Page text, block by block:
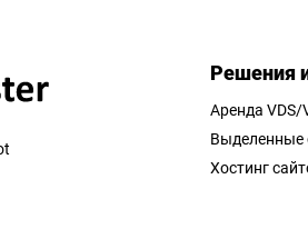
Решения
Аренда VDS/
Выделенные
Хостинг